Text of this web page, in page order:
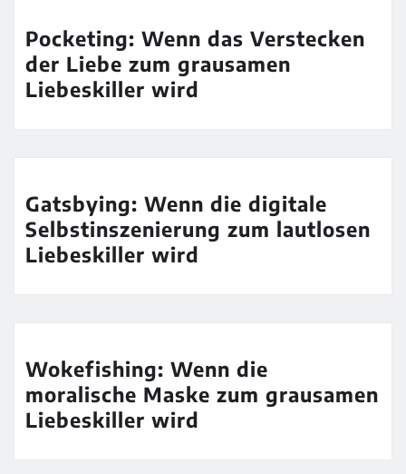
Pocketing: Wenn das Verstecken
der Liebe zum grausamen
Liebeskiller wird
Gatsbying: Wenn die digitale
Selbstinszenierung zum lautlosen
Liebeskiller wird
Wokefishing: Wenn die
moralische Maske zum grausamen
Liebeskiller wird